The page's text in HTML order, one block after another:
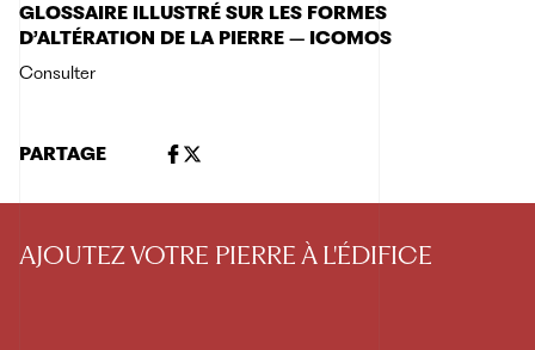
GLOSSAIRE ILLUSTRÉ SUR LES FORMES
D’ALTÉRATION DE LA PIERRE – ICOMOS
Consulter
PARTAGE
AJOUTEZ VOTRE PIERRE À L'ÉDIFICE